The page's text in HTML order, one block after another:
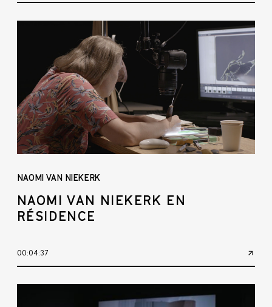
NAOMI VAN NIEKERK
NAOMI VAN NIEKERK EN
RÉSIDENCE
00:04:37